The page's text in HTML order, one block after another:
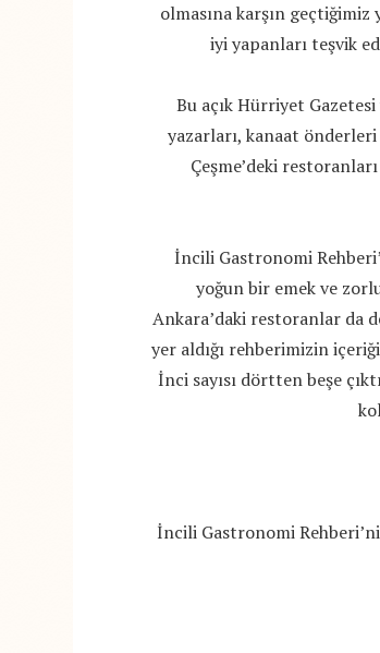
olmasına karşın
iyi yapanları teşvik
Bu açık Hürriyet
yazarları, kanaat
Çeşme’deki
İncili Gastronomi
yoğun bir emek ve
Ankara’daki restoranlar da
yer aldığı rehberimizin
İnci sayısı dörtten beşe
İncili Gastronomi